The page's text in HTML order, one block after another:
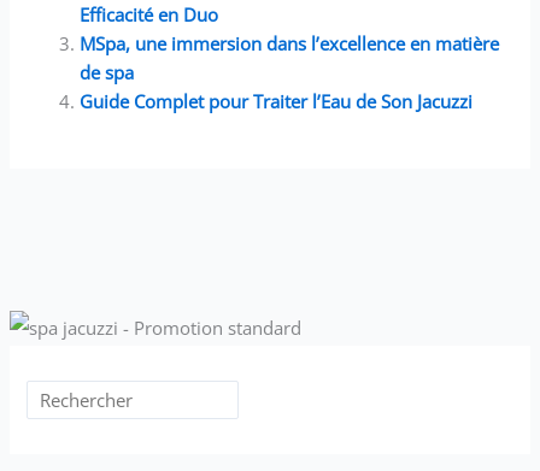
Efficacité en Duo
MSpa, une immersion dans l’excellence en matière
de spa
Guide Complet pour Traiter l’Eau de Son Jacuzzi